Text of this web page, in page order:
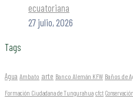
ecuatoriana
27 julio, 2026
Tags
Agua Ambato arte Banco Alemán KFW Baños de
Formación Ciudadana de Tungurahua cfct